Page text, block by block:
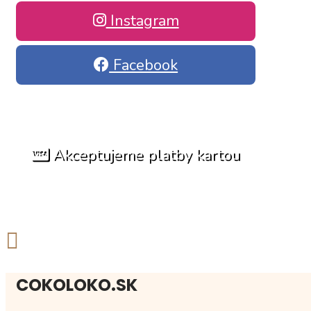
Instagram
Facebook
Akceptujeme platby kartou
COKOLOKO.SK